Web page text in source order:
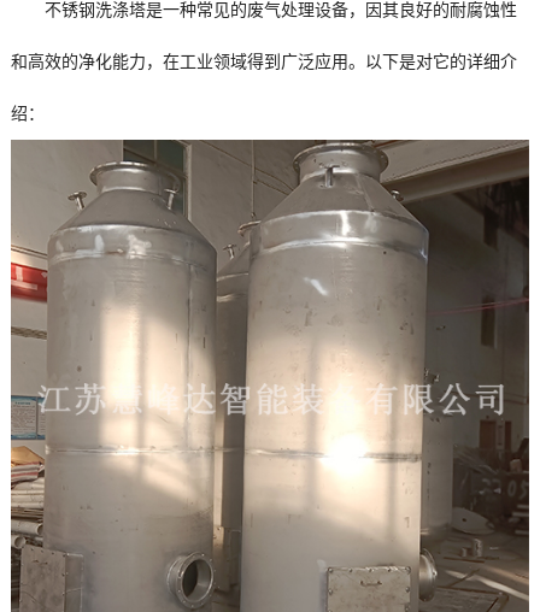
不锈钢洗涤塔是一种常见的废气处理设备，因其良好的耐腐蚀性
和高效的净化能力，在工业领域得到广泛应用。以下是对它的详细介
绍：